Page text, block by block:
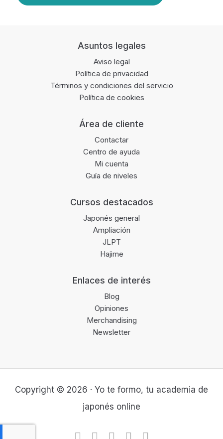
Asuntos legales
Aviso legal
Política de privacidad
Términos y condiciones del servicio
Política de cookies
Área de cliente
Contactar
Centro de ayuda
Mi cuenta
Guía de niveles
Cursos destacados
Japonés general
Ampliación
JLPT
Hajime
Enlaces de interés
Blog
Opiniones
Merchandising
Newsletter
Copyright © 2026 · Yo te formo, tu academia de
japonés online